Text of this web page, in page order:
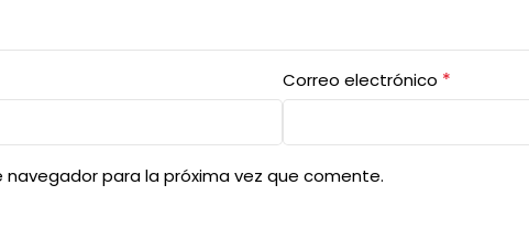
Correo electrónico *
para la próxima vez que comente.